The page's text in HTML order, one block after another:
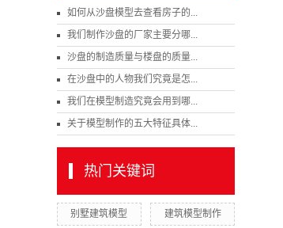
如何从沙盘模型去查看房子的...
我们制作沙盘的厂家主要分哪...
沙盘的制造质量与楼盘的质量...
在沙盘中的人物我们究竟是怎...
我们在模型制造究竟会用到哪...
关于模型制作的五大特征具体...
热门关键词
别墅建筑模型 建筑模型制作